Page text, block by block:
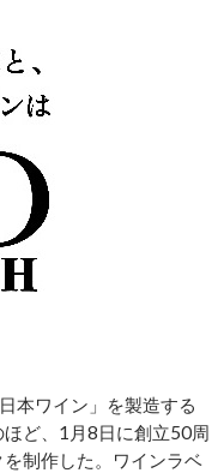
本ワイン」を製造する
ど、1月8日に創立50周
制作した。ワインラベ